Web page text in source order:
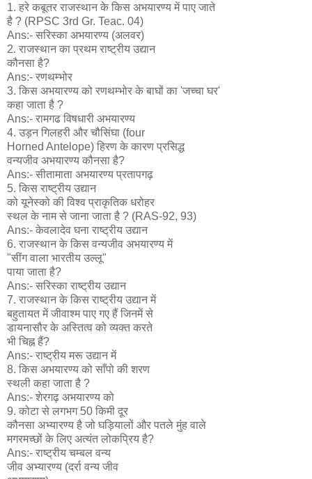
1. हरे कबूतर राजस्थान के किस अभयारण्य में पाए जाते
है ? (RPSC 3rd Gr. Teac. 04)
Ans:- सरिस्का अभयारण्य (अलवर)
2. राजस्थान का प्रथम राष्ट्रीय उद्यान
कौनसा है?
Ans:- रणथम्भोर
3. किस अभयारण्य को रणथम्भोर के बाघों का 'जच्चा घर'
कहा जाता है ?
Ans:- रामगढ विषधारी अभयारण्य
4. उड़न गिलहरी और चौसिंघा (four
Horned Antelope) हिरण के कारण प्रसिद्ध
वन्यजीव अभयारण्य कौनसा है?
Ans:- सीतामाता अभयारण्य प्रतापगढ़
5. किस राष्ट्रीय उद्यान
को यूनेस्को की विश्व प्राकृतिक धरोहर
स्थल के नाम से जाना जाता है ? (RAS-92, 93)
Ans:- केवलादेव घना राष्ट्रीय उद्यान
6. राजस्थान के किस वन्यजीव अभयारण्य में
"सींग वाला भारतीय उल्लू"
पाया जाता है?
Ans:- सरिस्का राष्ट्रीय उद्यान
7. राजस्थान के किस राष्ट्रीय उद्यान में
बहुतायत में जीवाश्म पाए गए हैं जिनमें से
डायनासौर के अस्तित्व को व्यक्त करते
भी चिह्न हैं?
Ans:- राष्ट्रीय मरू उद्यान में
8. किस अभयारण्य को साँपो की शरण
स्थली कहा जाता है ?
Ans:- शेरगढ़ अभयारण्य को
9. कोटा से लगभग 50 किमी दूर
कौनसा अभ्यारण्य है जो घड़ियालों और पतले मुंह वाले
मगरमच्छों के लिए अत्यंत लोकप्रिय है?
Ans:- राष्ट्रीय चम्बल वन्य
जीव अभ्यारण्य (दर्रा वन्य जीव